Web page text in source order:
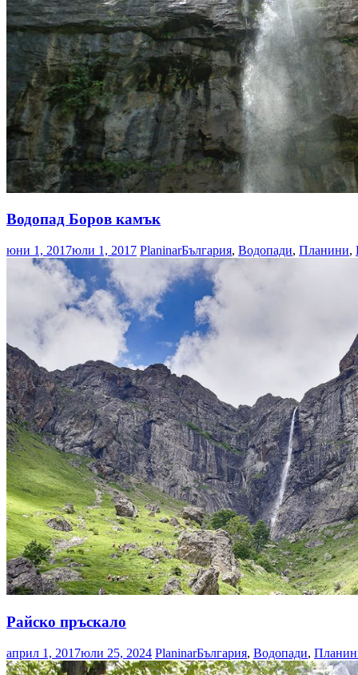
Водопад Боров камък
юни 1, 2017юли 1, 2017 PlaninarБългария, Водопади, Планини,
Райско пръскало
април 1, 2017юли 25, 2024 PlaninarБългария, Водопади,